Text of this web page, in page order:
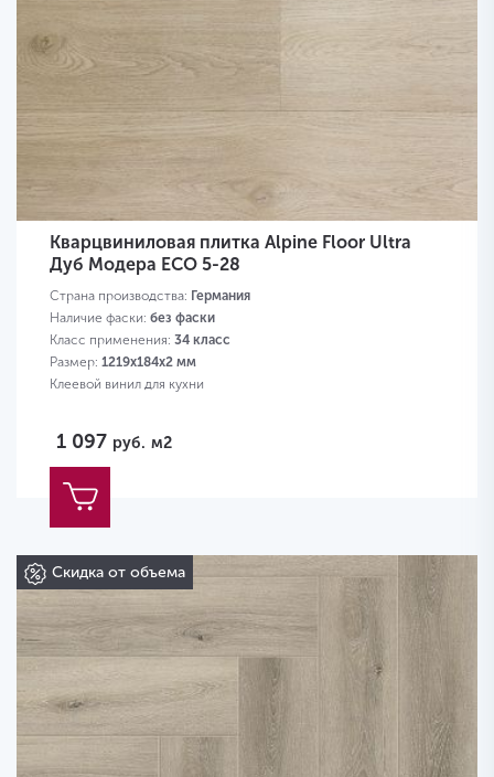
Кварцвиниловая плитка Alpine Floor Ultra
Дуб Модера ЕСО 5-28
Страна производства: Германия
Наличие фаски: без фаски
Класс применения: 34 класс
Размер: 1219х184х2 мм
Клеевой винил для кухни
1 097 руб. м2
Скидка от объема